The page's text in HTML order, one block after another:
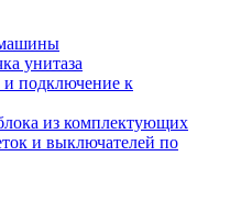
унитаза
и подключение к
из комплектующих
и выключателей по